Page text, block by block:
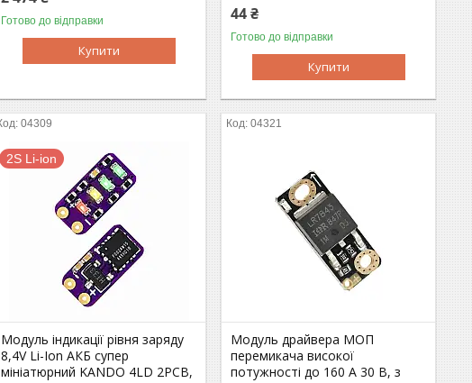
Готово до відправки
Купити
44 ₴
Готово до відправки
Купити
04309
2S Li-ion
Модуль індикації рівня заряду
8,4V Li-Ion АКБ супер
мініатюрний KANDO 4LD 2PCB,
04321
Модуль драйвера МОП
перемикача високої
потужності до 160 А 30 В, з